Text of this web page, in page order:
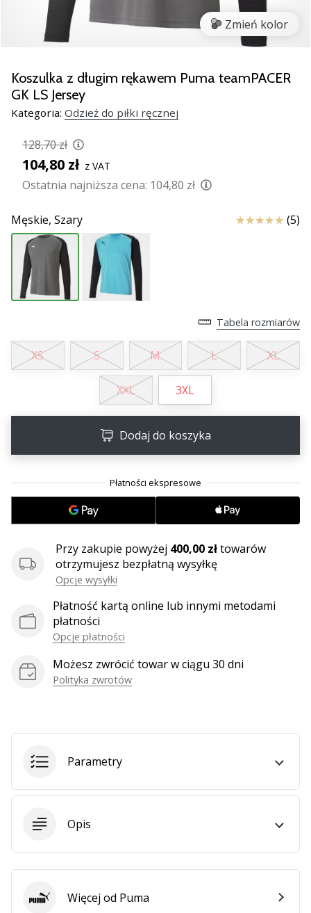
ręcznej
PUMA
Accelerate
NITRO
5!
Odkryj
innowacje
przekonaj
się,
czy
warto…
2 min. czytanie
Zostań
Weplayhandball
maniakiem
ręcznej
do
ambasador
Weplayhandball
Pokaż
Zmień kolor
Koszulka z długim rękawem Puma teamPACER
GK LS Jersey
Kategoria: Odzież do piłki ręcznej
128,70 zł
104,80 zł z VAT
Ostatnia najniższa cena: 104,80 zł
Męskie, Szary Ocena (5)
Tabela rozmiarów
XS S M L XL
XXL 3XL
Dodaj do koszyka
Przy zakupie powyżej 400,00 złtowarów
otrzymujesz bezpłatną wysyłkę
Opcje wysyłki
Płatność kartą online lub innymi metodami
płatności
Opcje płatności
Możesz zwrócić towar w ciągu 30 dni
Polityka zwrotów
Parametry
Opis
Puma Więcej od Puma